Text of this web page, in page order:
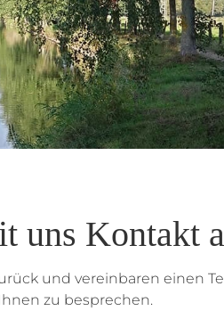
uns Kontakt
und vereinbaren einen
zu besprechen.